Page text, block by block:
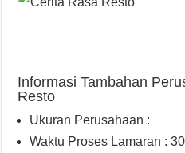
Informasi Tambahan
Resto
Ukuran Perusahaan :
Waktu Proses Lamaran :